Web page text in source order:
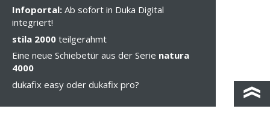
Infoportal: Ab sofort in Duka Digital
integriert!
stila 2000 teilgerahmt
Eine neue Schiebetür aus der Serie natura
4000
dukafix easy oder dukafix pro?